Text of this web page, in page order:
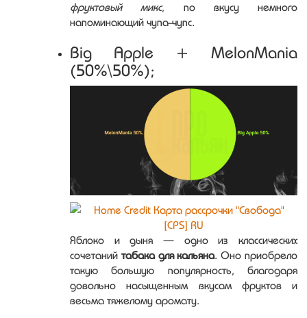
фруктовый микс, по вкусу немного
напоминающий чупа-чупс.
Big Apple + MelonMania
(50%\50%);
Яблоко и дыня — одно из классических
сочетаний табака для кальяна. Оно приобрело
такую большую популярность, благодаря
довольно насыщенным вкусам фруктов и
весьма тяжелому аромату.